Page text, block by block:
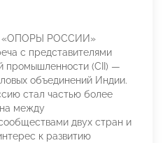
«ОПОРЫ РОССИИ»
с представителями
промышленности (CII) —
объединений Индии.
стал частью более
между
двух стран и
к развитию